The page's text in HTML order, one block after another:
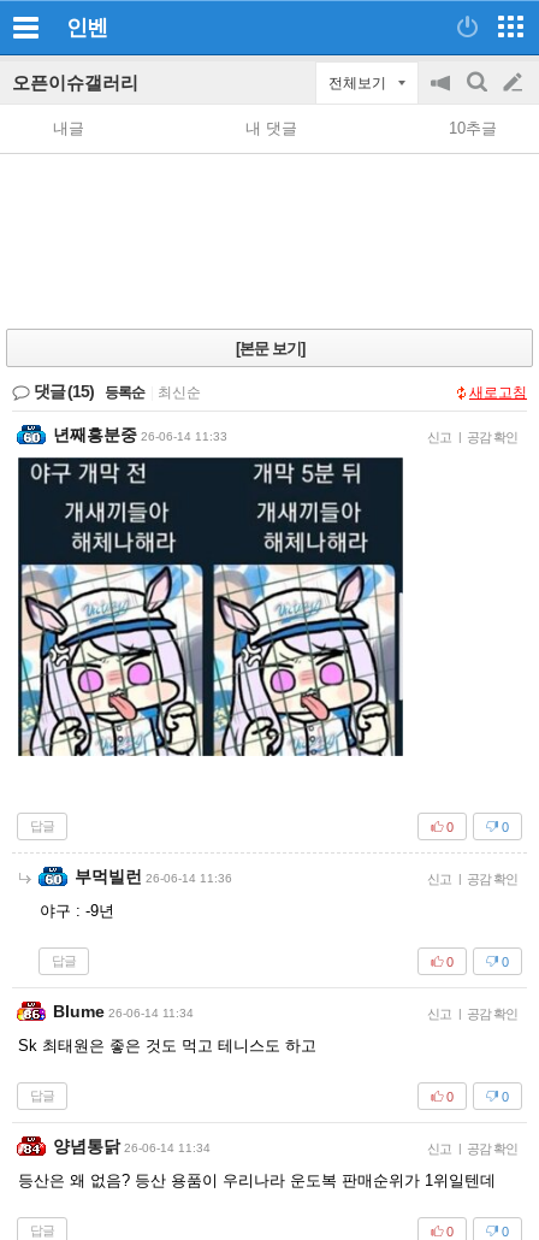
인벤
오픈이슈갤러리 전체보기
공
지
on/off
검
색
글
쓰
내글 내 댓글 10추글
[본문 보기]
댓글(15) 등록순 최신순 새로고침
년째흥분중 26-06-14 11:33 신고 | 공감 확인
답글 0
0
부먹빌런 26-06-14 11:36 신고 | 공감 확인
야구 : -9년
답글 0
0
Blume 26-06-14 11:34 신고 | 공감 확인
Sk 최태원은 좋은 것도 먹고 테니스도 하고
답글 0
0
양념통닭 26-06-14 11:34 신고 | 공감 확인
등산은 왜 없음? 등산 용품이 우리나라 운도복 판매순위가 1위일텐데
답글 0
0